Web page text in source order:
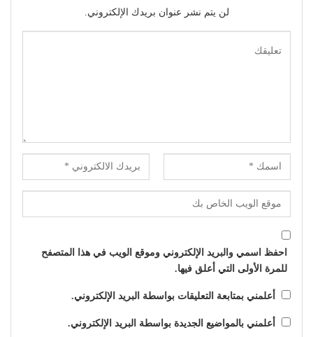
لن يتم نشر عنوان بريدك الإلكتروني.
احفظ اسمي والبريد الإلكتروني وموقع الويب في هذا المتصفح
للمرة الأولى التي أعلق فيها.
أعلمني بمتابعة التعليقات بواسطة البريد الإلكتروني.
أعلمني بالمواضيع الجديدة بواسطة البريد الإلكتروني.